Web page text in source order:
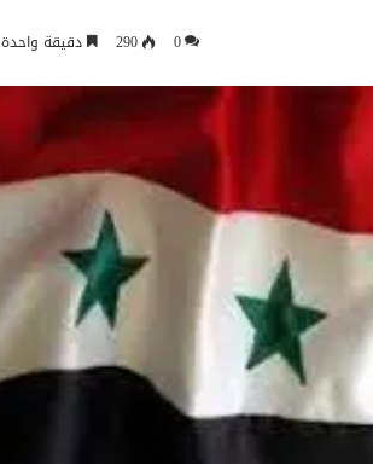
0
290 دقيقة واحدة